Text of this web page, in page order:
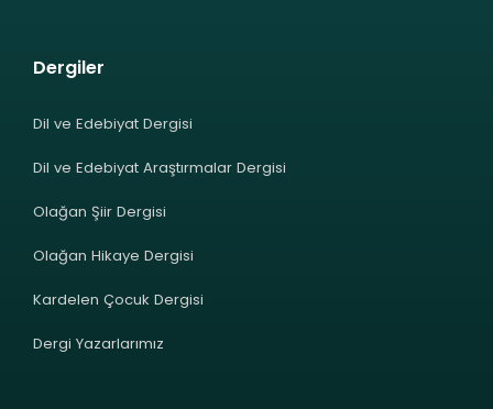
Dergiler
Dil ve Edebiyat Dergisi
Dil ve Edebiyat Araştırmalar Dergisi
Olağan Şiir Dergisi
Olağan Hikaye Dergisi
Kardelen Çocuk Dergisi
Dergi Yazarlarımız